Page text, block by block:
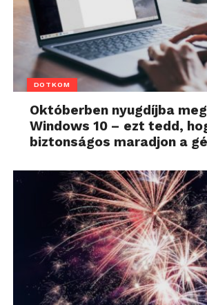
DOTKOM
Októberben nyugdíjba
Windows 10 – ezt tedd,
biztonságos maradjon a